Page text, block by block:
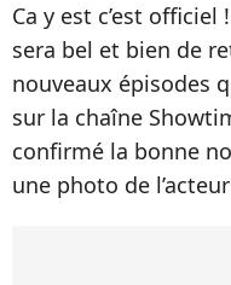
Ca y est c’est officiel
sera bel et bien de
nouveaux épisodes
sur la chaîne
confirmé la bonne
une photo de